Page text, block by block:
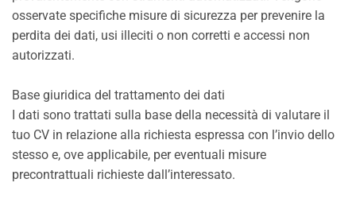
osservate specifiche misure di sicurezza per prevenire la
perdita dei dati, usi illeciti o non corretti e accessi non
autorizzati.
Base giuridica del trattamento dei dati
I dati sono trattati sulla base della necessità di valutare il
tuo CV in relazione alla richiesta espressa con l’invio dello
stesso e, ove applicabile, per eventuali misure
precontrattuali richieste dall’interessato.